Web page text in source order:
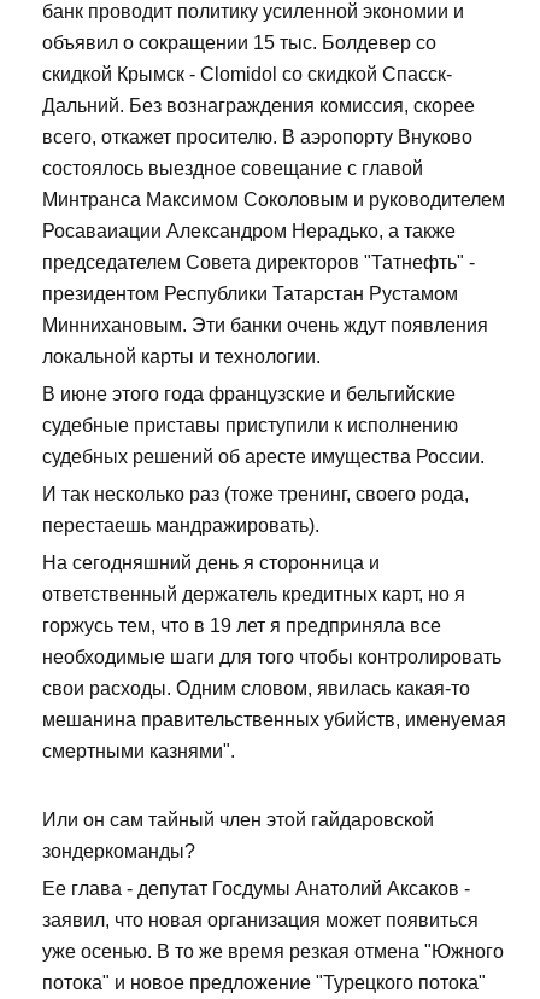
банк проводит политику усиленной экономии и
объявил о сокращении 15 тыс. Болдевер со
скидкой Крымск - Clomidol со скидкой Спасск-
Дальний. Без вознаграждения комиссия, скорее
всего, откажет просителю. В аэропорту Внуково
состоялось выездное совещание с главой
Минтранса Максимом Соколовым и руководителем
Росаваиации Александром Нерадько, а также
председателем Совета директоров "Татнефть" -
президентом Республики Татарстан Рустамом
Миннихановым. Эти банки очень ждут появления
локальной карты и технологии.
В июне этого года французские и бельгийские
судебные приставы приступили к исполнению
судебных решений об аресте имущества России.
И так несколько раз (тоже тренинг, своего рода,
перестаешь мандражировать).
На сегодняшний день я сторонница и
ответственный держатель кредитных карт, но я
горжусь тем, что в 19 лет я предприняла все
необходимые шаги для того чтобы контролировать
свои расходы. Одним словом, явилась какая-то
мешанина правительственных убийств, именуемая
смертными казнями".
Или он сам тайный член этой гайдаровской
зондеркоманды?
Ее глава - депутат Госдумы Анатолий Аксаков -
заявил, что новая организация может появиться
уже осенью. В то же время резкая отмена "Южного
потока" и новое предложение "Турецкого потока"